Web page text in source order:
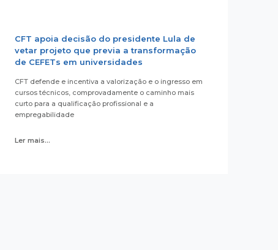
CFT apoia decisão do presidente Lula de
vetar projeto que previa a transformação
de CEFETs em universidades
CFT defende e incentiva a valorização e o ingresso em
cursos técnicos, comprovadamente o caminho mais
curto para a qualificação profissional e a
empregabilidade
Ler mais...